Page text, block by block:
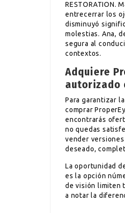
RESTORATION.
entrecerrar los
disminuyó
molestias. Ana,
segura al
contextos.
Adquiere
autorizado
Para garantizar
comprar
encontrarás
no quedas
vender
deseado,
La oportunidad
es la opción
de visión limiten
a notar la